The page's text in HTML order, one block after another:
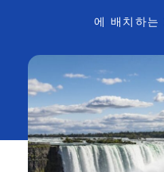
에 배치하는